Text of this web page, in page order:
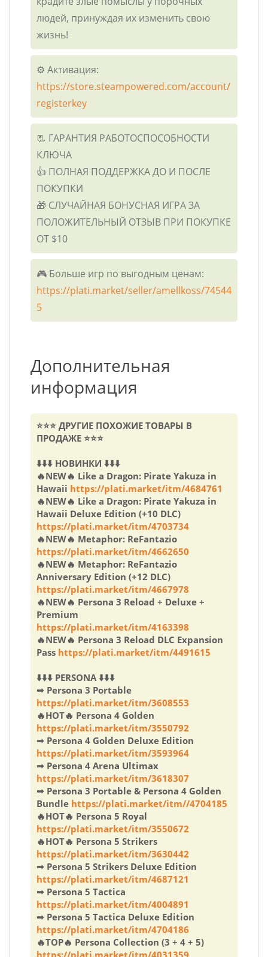
людей, принуждая их изменить свою
жизнь!
⚙️ Активация:
https://store.steampowered.com/account/
registerkey
📃 ГАРАНТИЯ РАБОТОСПОСОБНОСТИ
КЛЮЧА
👍 ПОЛНАЯ ПОДДЕРЖКА ДО И ПОСЛЕ
ПОКУПКИ
🎁 СЛУЧАЙНАЯ БОНУСНАЯ ИГРА ЗА
ПОЛОЖИТЕЛЬНЫЙ ОТЗЫВ ПРИ ПОКУПКЕ
ОТ $10
🎮 Больше игр по выгодным ценам:
https://plati.market/seller/amellkoss/74544
5
Дополнительная
информация
⭐⭐⭐ ДРУГИЕ ПОХОЖИЕ ТОВАРЫ В
ПРОДАЖЕ ⭐⭐⭐
⬇️⬇️⬇️ НОВИНКИ ⬇️⬇️⬇️
🔥NEW🔥 Like a Dragon: Pirate Yakuza in
Hawaii https://plati.market/itm/4684761
🔥NEW🔥 Like a Dragon: Pirate Yakuza in
Hawaii Deluxe Edition (+10 DLC)
https://plati.market/itm/4703734
🔥NEW🔥 Metaphor: ReFantazio
https://plati.market/itm/4662650
🔥NEW🔥 Metaphor: ReFantazio
Anniversary Edition (+12 DLC)
https://plati.market/itm/4667978
🔥NEW🔥 Persona 3 Reload + Deluxe +
Premium
https://plati.market/itm/4163398
🔥NEW🔥 Persona 3 Reload DLC Expansion
Pass https://plati.market/itm/4491615
⬇️⬇️⬇️ PERSONA ⬇️⬇️⬇️
➟ Persona 3 Portable
https://plati.market/itm/3608553
🔥HOT🔥 Persona 4 Golden
https://plati.market/itm/3550792
➟ Persona 4 Golden Deluxe Edition
https://plati.market/itm/3593964
➟ Persona 4 Arena Ultimax
https://plati.market/itm/3618307
➟ Persona 3 Portable & Persona 4 Golden
Bundle https://plati.market/itm//4704185
🔥HOT🔥 Persona 5 Royal
https://plati.market/itm/3550672
🔥HOT🔥 Persona 5 Strikers
https://plati.market/itm/3630442
➟ Persona 5 Strikers Deluxe Edition
https://plati.market/itm/4687121
➟ Persona 5 Tactica
https://plati.market/itm/4004891
➟ Persona 5 Tactica Deluxe Edition
https://plati.market/itm/4704186
🔥TOP🔥 Persona Collection (3 + 4 + 5)
https://plati.market/itm/4031359